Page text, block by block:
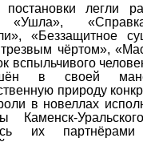
легли
«Ушла»,
«Беззащитное
трезвым чёртом»,
вспыльчивого
в своей
природу
в новеллах
Каменск-
их